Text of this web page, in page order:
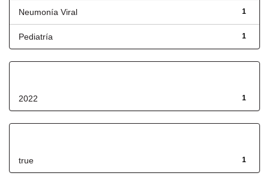
1
Neumonía Viral
1
Pediatría
1
2022
1
true